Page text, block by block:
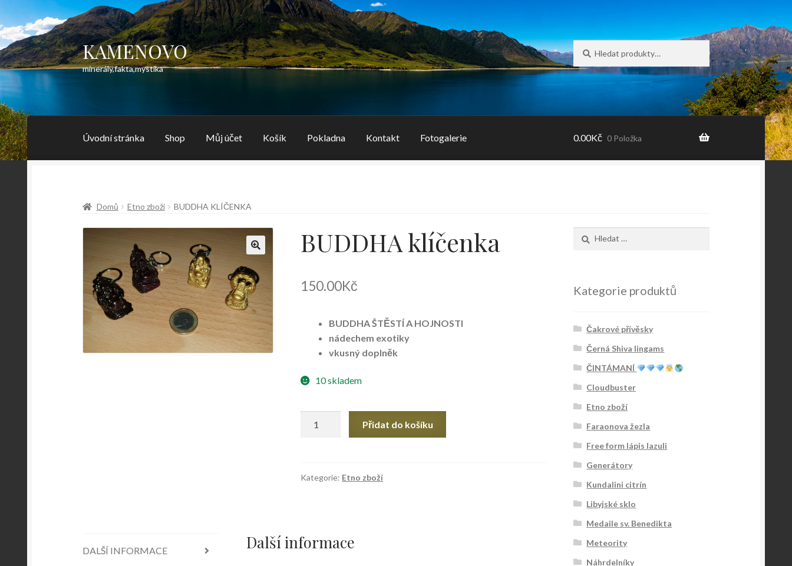
Přeskočit
na
navigaci
Přejít
k
obsahu
KAMENOVO
minerály,fakta,mystika
Hledat:
Hledat
Úvodní stránka Shop Můj účet Košík Pokladna Kontakt Fotogalerie 0.00Kč 0 Položka
Domů Etno zboží BUDDHA KLÍČENKA
BUDDHA klíčenka
150.00Kč
BUDDHA ŠTĚSTÍ A HOJNOSTI
nádechem exotiky
vkusný doplněk
10 skladem
Přidat do košíku
Kategorie: Etno zboží
DALŠÍ INFORMACE Další informace
Kategorie produktů
Čakrové přívěsky
Černá Shiva lingams
ČINTÁMANÍ
Cloudbuster
Etno zboží
Faraonova žezla
Free form lápis lazuli
Generátory
Kundalini citrín
Libyjské sklo
Medaile sv. Benedikta
Meteority
Náhrdelníky